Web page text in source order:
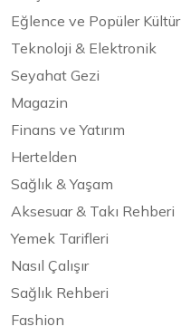
Eğlence ve Popüler Kültür
Teknoloji & Elektronik
Seyahat Gezi
Magazin
Finans ve Yatırım
Hertelden
Sağlık & Yaşam
Aksesuar & Takı Rehberi
Yemek Tarifleri
Nasıl Çalışır
Sağlık Rehberi
Fashion